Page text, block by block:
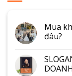
Mua
đâu?